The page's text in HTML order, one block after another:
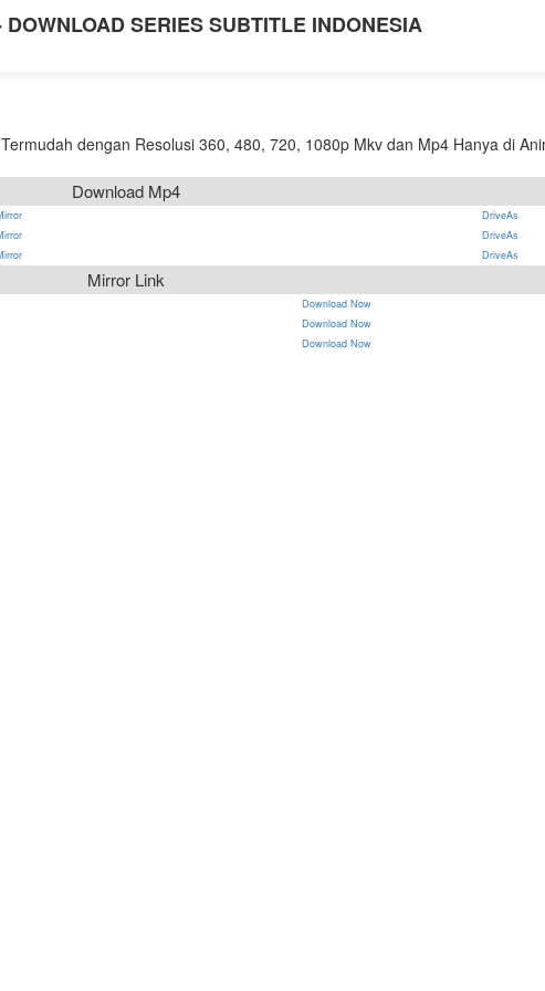
DOWNLOAD SERIES SUBTITLE INDONESIA
dengan Resolusi 360, 480, 720, 1080p Mkv dan Mp4 Hanya di
Download Mp4
DriveAs
DriveAs
DriveAs
Mirror Link
Download Now
Download Now
Download Now